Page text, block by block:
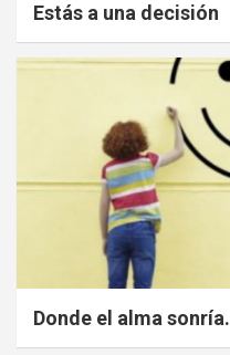
Estás a una decisión
Donde el alma sonría.